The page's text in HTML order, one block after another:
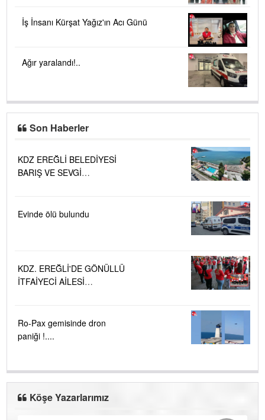
İş İnsanı Kürşat Yağız'ın Acı Günü
Ağır yaralandı!..
Son Haberler
KDZ EREĞLİ BELEDİYESİ
BARIŞ VE SEVGİ
Evinde ölü bulundu
KDZ. EREĞLİ'DE GÖNÜLLÜ
İTFAİYECİ AİLESİ
Ro-Pax gemisinde dron
paniği !....
Köşe Yazarlarımız